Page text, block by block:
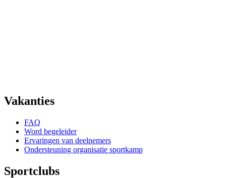
Vakanties
FAQ
Word begeleider
Ervaringen van deelnemers
Ondersteuning organisatie sportkamp
Sportclubs